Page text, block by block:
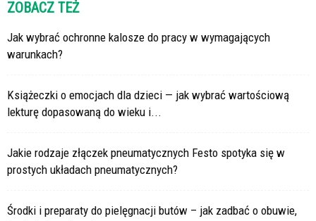
ZOBACZ TEŻ
Jak wybrać ochronne kalosze do pracy w wymagających
warunkach?
Książeczki o emocjach dla dzieci — jak wybrać wartościową
lekturę dopasowaną do wieku i...
Jakie rodzaje złączek pneumatycznych Festo spotyka się w
prostych układach pneumatycznych?
Środki i preparaty do pielęgnacji butów – jak zadbać o obuwie,